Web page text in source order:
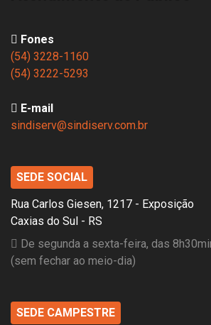
Fones
(54) 3228-1160
(54) 3222-5293
E-mail
sindiserv@sindiserv.com.br
SEDE SOCIAL
Rua Carlos Giesen, 1217 - Exposição
Caxias do Sul - RS
De segunda a sexta-feira, das
(sem fechar ao meio-dia)
SEDE CAMPESTRE